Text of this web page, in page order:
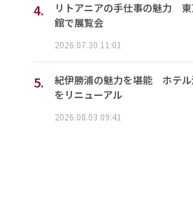
4.
リトアニアの手仕事の魅力
館で展覧会
2026.07.30 11:01
5.
紀伊勝浦の魅力を堪能 ホテル
をリニューアル
2026.08.03 09:41